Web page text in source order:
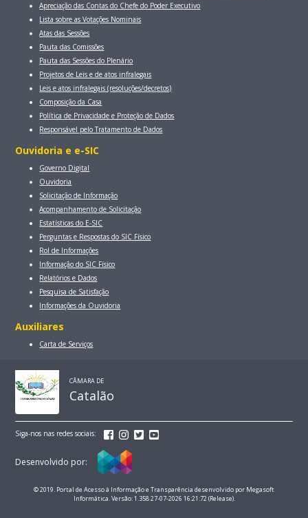
Apreciação das Contas do Chefe do Poder Executivo
Lista sobre as Votações Nominais
Atas das Sessões
Pauta das Comissões
Pauta das Sessões do Plenário
Projetos de Leis e de atos infralegais
Leis e atos infralegais (resoluções/decretos)
Composição da Casa
Política de Privacidade e Proteção de Dados
Responsável pelo Tratamento de Dados
Ouvidoria e e-SIC
Governo Digital
Ouvidoria
Solicitação de Informação
Acompanhamento de Solicitação
Estatísticas do E-SIC
Perguntas e Respostas do SIC Físico
Rol de Informações
Informação do SIC Físico
Relatórios e Dados
Pesquisa de Satisfação
Informações da Ouvidoria
Auxiliares
Carta de Serviços
CÂMARA DE
Catalão
Siga-nos nas redes sociais:
Desenvolvido por:
© 2019. Portal de Acesso à Informação e Transparência desenvolvido por Megasoft
Informática. Versão: 1.358 27-07-2026 16:21:72 (Release).